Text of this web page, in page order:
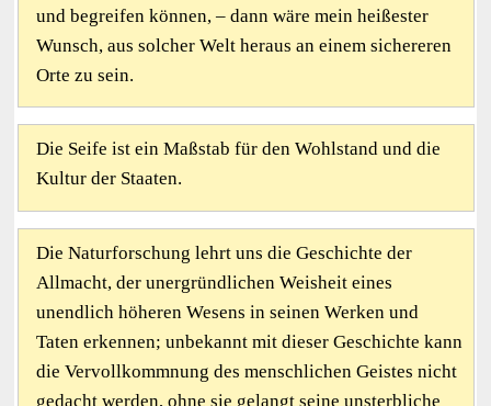
und begreifen können, – dann wäre mein heißester
Wunsch, aus solcher Welt heraus an einem sichereren
Orte zu sein.
Die Seife ist ein Maßstab für den Wohlstand und die
Kultur der Staaten.
Die Naturforschung lehrt uns die Geschichte der
Allmacht, der unergründlichen Weisheit eines
unendlich höheren Wesens in seinen Werken und
Taten erkennen; unbekannt mit dieser Geschichte kann
die Vervollkommnung des menschlichen Geistes nicht
gedacht werden, ohne sie gelangt seine unsterbliche